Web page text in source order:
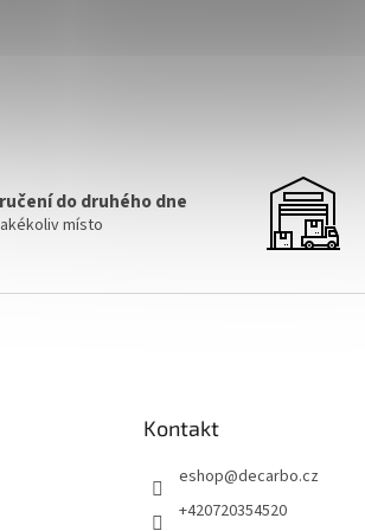
do druhého dne
místo
Kontakt
eshop@decarbo.cz
+420720354520